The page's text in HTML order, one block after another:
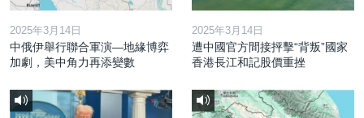
2025年3月14日
中俄伊舉行聯合軍演—地緣博弈
加劇，美中角力再添變數
2025年3月14日
遭中國官方間接抨擊“背叛”國家
香港長江和記股價重挫